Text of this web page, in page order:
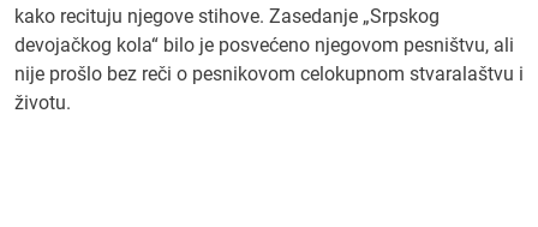
kako recituju njegove stihove. Zasedanje „Srpskog
devojačkog kola“ bilo je posvećeno njegovom pesništvu, ali
nije prošlo bez reči o pesnikovom celokupnom stvaralaštvu i
životu.